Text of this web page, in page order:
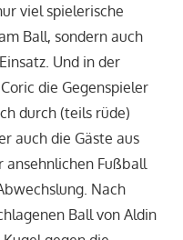
viel spielerische
Ball, sondern auch
Und in der
die Gegenspieler
durch (teils rüde)
auch die Gäste aus
ansehnlichen Fußball
Nach
Ball von Aldin